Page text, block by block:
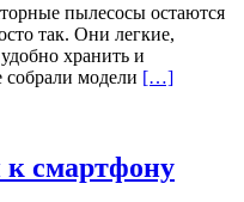
пылесосы остаются
так. Они легкие,
хранить и
собрали модели […]
к смартфону